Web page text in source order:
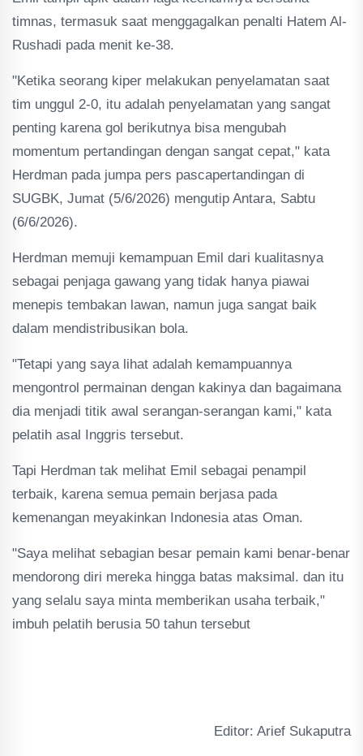
timnas, termasuk saat menggagalkan penalti Hatem Al-
Rushadi pada menit ke-38.
"Ketika seorang kiper melakukan penyelamatan saat
tim unggul 2-0, itu adalah penyelamatan yang sangat
penting karena gol berikutnya bisa mengubah
momentum pertandingan dengan sangat cepat," kata
Herdman pada jumpa pers pascapertandingan di
SUGBK, Jumat (5/6/2026) mengutip Antara, Sabtu
(6/6/2026).
Herdman memuji kemampuan Emil dari kualitasnya
sebagai penjaga gawang yang tidak hanya piawai
menepis tembakan lawan, namun juga sangat baik
dalam mendistribusikan bola.
"Tetapi yang saya lihat adalah kemampuannya
mengontrol permainan dengan kakinya dan bagaimana
dia menjadi titik awal serangan-serangan kami," kata
pelatih asal Inggris tersebut.
Tapi Herdman tak melihat Emil sebagai penampil
terbaik, karena semua pemain berjasa pada
kemenangan meyakinkan Indonesia atas Oman.
"Saya melihat sebagian besar pemain kami benar-benar
mendorong diri mereka hingga batas maksimal. dan itu
yang selalu saya minta memberikan usaha terbaik,"
imbuh pelatih berusia 50 tahun tersebut
Editor: Arief Sukaputra